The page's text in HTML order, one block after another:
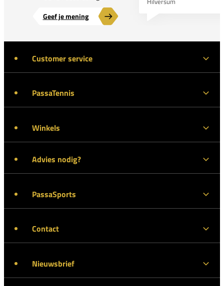
Geef je mening
Customer service
PassaTennis
Winkels
Advies nodig?
PassaSports
Contact
Nieuwsbrief